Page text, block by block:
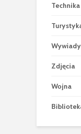
Technika
Wywiady
Zdjęcia
Wojna